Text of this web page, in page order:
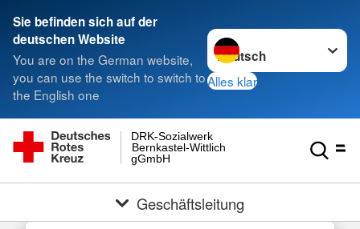
Sie befinden sich auf der
deutschen Website
You are on the German website,
you can use the switch to switch to
the English one
Sprache wechseln zu
Alles klar
gGmbH
Bernkastel-Wittlich
DRK-Sozialwerk
Geschäftsleitung